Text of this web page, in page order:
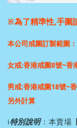
※為了精準性,手圍
本公司戒圍訂製範圍：
女戒:香港戒圍8號~香
男戒:香港戒圍18號~
另外計算
ℹ️特別說明：本賣場